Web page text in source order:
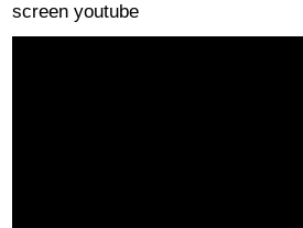
screen youtube